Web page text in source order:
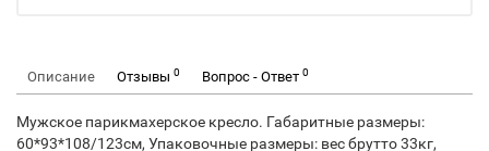
Описание Отзывы 0 Вопрос - Ответ 0
Мужское парикмахерское кресло. Габаритные размеры:
60*93*108/123см, Упаковочные размеры: вес брутто 33кг,